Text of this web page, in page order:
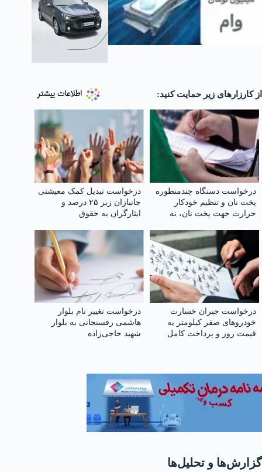
از کارزارهای زیر حمایت کنید:
درخواست دستگاه چندمنظوره
پخت نان و تنظیم خودکار
حرارت جهت پخت نان، نه
درخواست تبدیل کمک معیشتی
جانبازان زیر ۲۵ درصد و
ایثارگران به حقوق
درخواست جبران خسارت
خودروهای صفر کیلومتر به
قیمت روز و پرداخت کامل
درخواست تغییر نام بلوار
هاشمی رفسنجانی به بلوار
شهید حاجی‌زاده
گزارش‌ها و تحلیل‌ها